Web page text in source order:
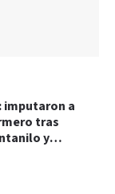
imputaron a
tras
y